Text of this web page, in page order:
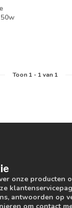
Toon 1- 1van 1
onze producten
antwoorden op